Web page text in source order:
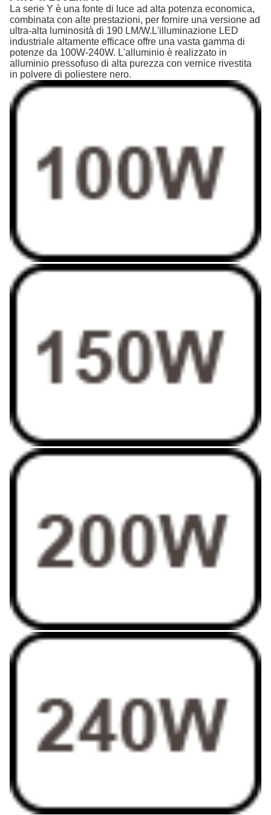
La serie Y è una fonte di luce ad alta potenza economica,
combinata con alte prestazioni, per fornire una versione ad
ultra-alta luminosità di 190 LM/W.L'illuminazione LED
industriale altamente efficace offre una vasta gamma di
potenze da 100W-240W. L'alluminio è realizzato in
alluminio pressofuso di alta purezza con vernice rivestita
in polvere di poliestere nero.